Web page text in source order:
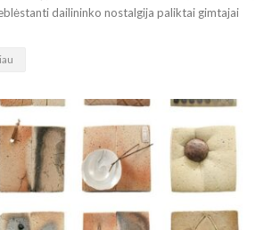
dailininko nostalgija paliktai gimtajai